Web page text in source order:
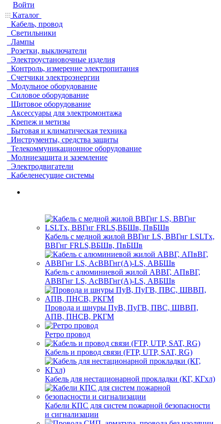
Войти
Каталог
Кабель, провод
Светильники
Лампы
Розетки, выключатели
Электроустановочные изделия
Контроль, измерение электропитания
Счетчики электроэнергии
Модульное оборудование
Силовое оборудование
Щитовое оборудование
Аксессуары для электромонтажа
Крепеж и метизы
Бытовая и климатическая техника
Инструменты, средства защиты
Телекоммуникационное оборудование
Молниезащита и заземление
Электродвигатели
Кабеленесущие системы
Кабель с медной жилой ВВГнг LS, ВВГнг LSLTx,
ВВГнг FRLS,ВБШв, ПвБШв
Кабель с алюминиевой жилой АВВГ, АПвВГ,
АВВГнг LS, АсВВГнг(А)-LS, АВБШв
Провода и шнуры ПуВ, ПуГВ, ПВС, ШВВП,
АПВ, ПНСВ, РКГМ
Ретро провод
Кабель и провод связи (FTP, UTP, SAT, RG)
Кабель для нестационарной прокладки (КГ, КГхл)
Кабели КПС для систем пожарной безопасности
и сигнализации